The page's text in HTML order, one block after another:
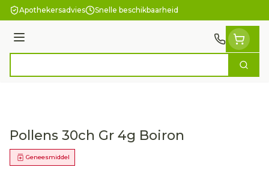
Ga naar de inhoud
Apothekersadvies Snelle beschikbaarheid
Menu
Zoek
Pollens 30ch Gr 4g Boiron
Geneesmiddel